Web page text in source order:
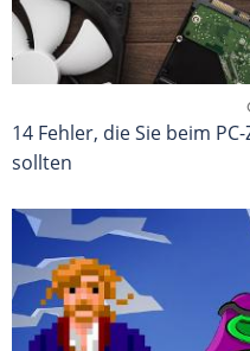
14 Fehler, die Sie beim
sollten